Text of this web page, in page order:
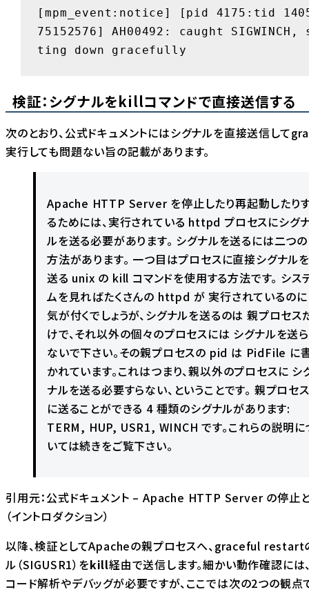
[mpm_event:notice] [pid 4175:tid
75152576] AH00492: caught SIGWINCH,
ting down gracefully
検証：シグナルをkillコマンドで直接送信する
次のとおり、公式ドキュメントにはシグナルを直接送信して
実行しても問題ない旨の記載があります。
Apache HTTP Server を停止したり再起動したり
るためには、実行されている httpd プロセスにシグ
ルを送る必要があります。 シグナルを送るには二つの
方法があります。 一つ目はプロセスに直接シグナル
送る unix の kill コマンドを使用する方法です。 シス
ムを見ればたくさんの httpd が 実行されているのに
気が付くでしょうが、シグナルを送るのは 親プロセス
けで、それ以外の個々のプロセスには シグナルを送ら
ないで下さい。その親プロセスの pid は PidFile に
かれています。これはつまり、親以外のプロセスに シ
ナルを送る必要すらない、ということです。 親プロセス
に送ることができる 4 種類のシグナルがあります:
TERM, HUP, USR1, WINCH です。これらの説明に
いては続きをご覧下さい。
引用元：公式ドキュメント – Apache HTTP Server の停止
（イントロダクション）
以降、検証としてApacheの親プロセスへ、graceful restart
ル（SIGUSR1）をkill経由で送信します。細かい動作確認には
コード解析やデバッグが必要ですが、ここでは次の2つの観点